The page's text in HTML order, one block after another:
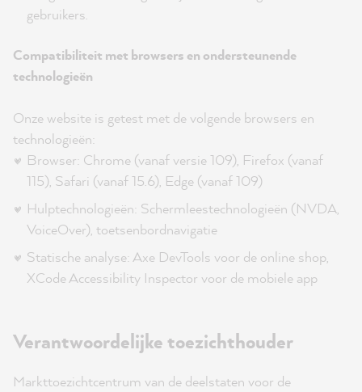
gebruikers.
Compatibiliteit met browsers en ondersteunende
technologieën
Onze website is getest met de volgende browsers en
technologieën:
Browser: Chrome (vanaf versie 109), Firefox (vanaf
115), Safari (vanaf 15.6), Edge (vanaf 109)
Hulptechnologieën: Schermleestechnologieën (NVDA,
VoiceOver), toetsenbordnavigatie
Statische analyse: Axe DevTools voor de online shop,
XCode Accessibility Inspector voor de mobiele app
Verantwoordelijke toezichthouder
Markttoezichtcentrum van de deelstaten voor de